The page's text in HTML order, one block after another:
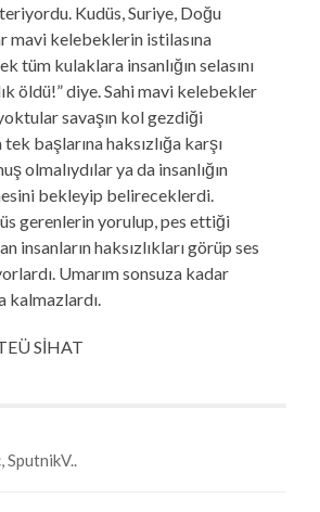
Kudüs, Suriye, Doğu
kelebeklerin istilasına
tüm kulaklara insanlığın selasını
öldü!” diye. Sahi mavi kelebekler
savaşın kol gezdiği
başlarına haksızlığa karşı
olmalıydılar ya da insanlığın
bekleyip belireceklerdi.
gerenlerin yorulup, pes ettiği
insanların haksızlıkları görüp ses
Umarım sonsuza kadar
kalmazlardı.
SİHAT
SputnikV..